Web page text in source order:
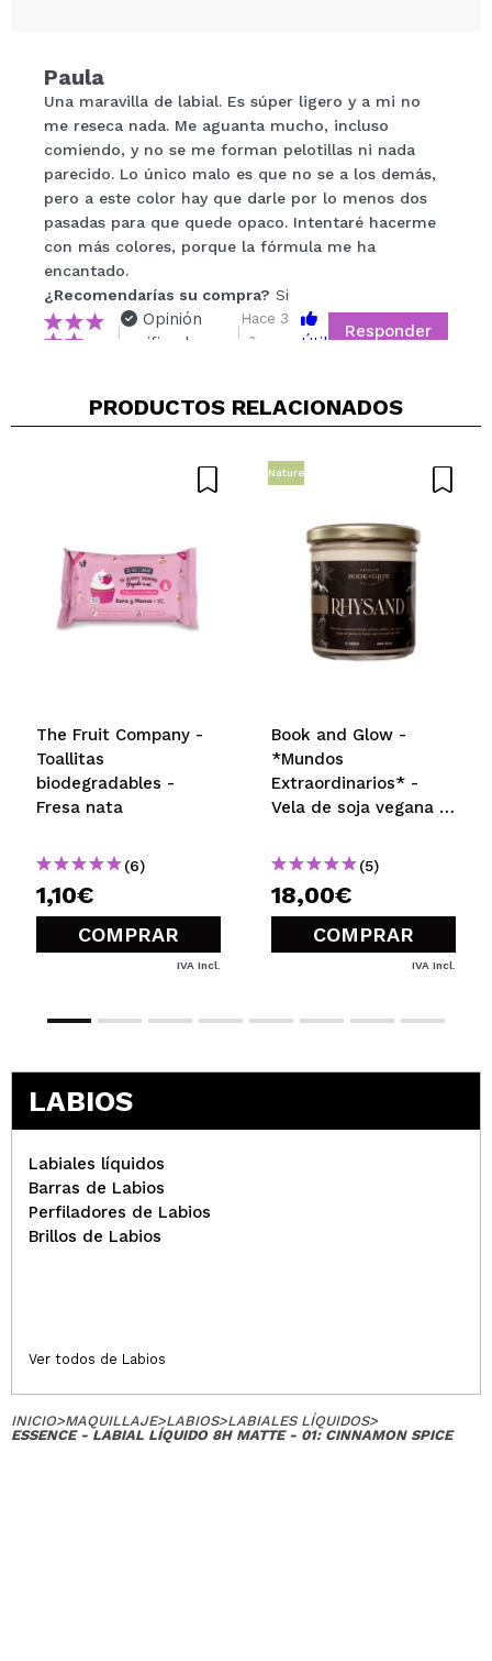
Compartir un vídeo o una foto
Tu vídeo podría ser el primero. Imagínatelo...
¿Recomendarías su compra?
5/5
Paula
Una maravilla de labial. Es súper ligero y a mi no
me reseca nada. Me aguanta mucho, incluso
comiendo, y no se me forman pelotillas ni nada
parecido. Lo único malo es que no se a los demás,
pero a este color hay que darle por lo menos dos
pasadas para que quede opaco. Intentaré hacerme
con más colores, porque la fórmula me ha
encantado.
¿Recomendarías su compra? Si
|
Opinión
verificada
|
Hace 3
años
Útil
Responder
PRODUCTOS RELACIONADOS
The Fruit Company -
Toallitas
biodegradables -
Fresa nata
(6)
1,10€
COMPRAR
IVA Incl.
Nature
Book and Glow -
*Mundos
Extraordinarios* -
Vela de soja vegana -
(5)
18,00€
COMPRAR
IVA Incl.
LABIOS
Labiales líquidos
Barras de Labios
Perfiladores de Labios
Brillos de Labios
Ver todos de Labios
INICIO>MAQUILLAJE>LABIOS>LABIALES LÍQUIDOS>
ESSENCE - LABIAL LÍQUIDO 8H MATTE - 01: CINNAMON SPICE